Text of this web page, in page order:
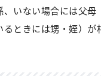
いない場合には父
ときには甥・姪）が